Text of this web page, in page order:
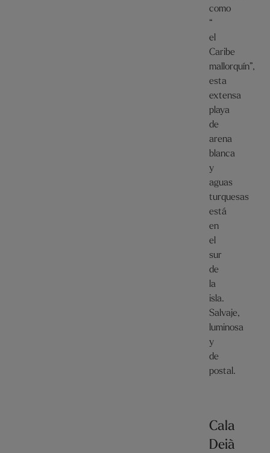
como
“
el
Caribe
mallorquín”,
esta
extensa
playa
de
arena
blanca
y
aguas
turquesas
está
en
el
sur
de
la
isla.
Salvaje,
luminosa
y
de
postal.
Cala
Deià